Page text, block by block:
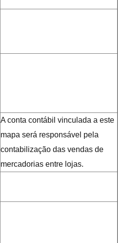
A conta contábil vinculada a este
mapa será responsável pela
contabilização das vendas de
mercadorias entre lojas.